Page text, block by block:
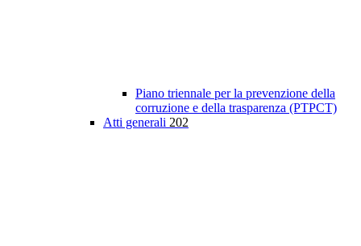
Piano triennale per la prevenzione della
corruzione e della trasparenza (PTPCT)
Atti generali 202